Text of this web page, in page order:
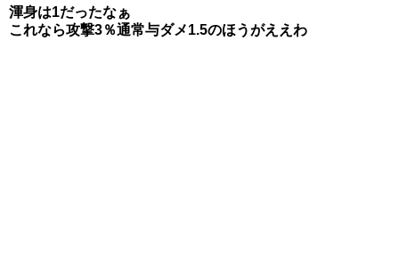
渾身は1だったなぁ
これなら攻撃3％通常与ダメ1.5のほうがええわ